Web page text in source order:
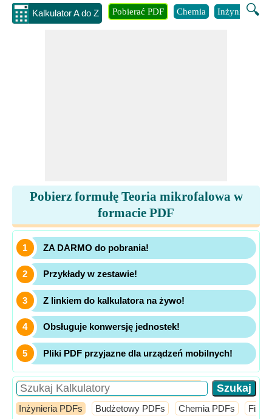
Kalkulator A do Z 🔍
Pobierać PDF Chemia Inżynieria
Pobierz formułę Teoria mikrofalowa w
formacie PDF
ZA DARMO do pobrania!
Przykłady w zestawie!
Z linkiem do kalkulatora na żywo!
Obsługuje konwersję jednostek!
Pliki PDF przyjazne dla urządzeń mobilnych!
Inżynieria PDFs Budżetowy PDFs Chemia PDFs